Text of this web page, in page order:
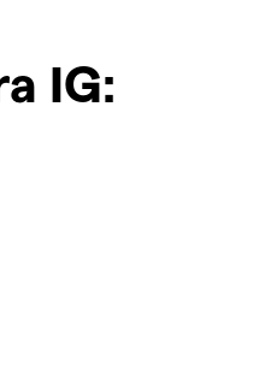
IG: